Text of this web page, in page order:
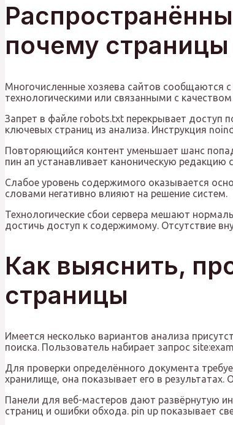
почему
Многочисленные хозяева сайтов сообщаются
технологическими или связанными с
Запрет в файле robots.txt перекрывает доступ
ключевых страниц из анализа. Инструкция
Повторяющийся контент уменьшает шанс
пин ап устанавливает каноническую редакцию
Слабое уровень содержимого оказывается
словами негативно влияют на решение систем.
Технологические сбои сервера мешают
достичь доступ к содержимому. Отсутствие
Как выяснить,
страницы
Имеется несколько вариантов анализа
поиска. Пользователь набирает запрос
Для проверки определённого документа
хранилище, она показывает его в
Панели для веб-мастеров дают развёрнутую
страниц и ошибки обхода. pin up показывает